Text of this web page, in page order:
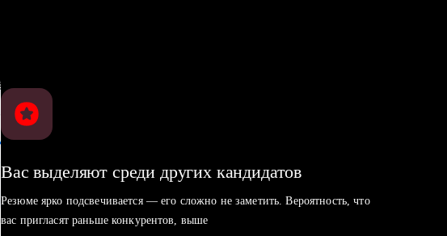
Вас выделяют среди других кандидатов
Резюме ярко подсвечивается — его сложно не заметить. Вероятность, что
вас пригласят раньше конкурентов, выше